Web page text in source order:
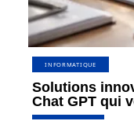
INFORMATIQUE
Solutions
Chat GPT qui